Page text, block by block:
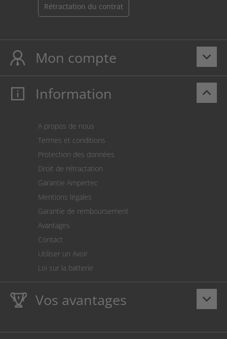
Rétractation du contrat
keyboard_arrow_down
Mon compte
Mon compte
Paiement
Le calculateur des frais de port
Paramètres des cookies
keyboard_arrow_up
Information
A propos de nous
Termes et conditions
Protection des données
Droit de rétractation
Garantie Ampertec
Mentions légales
Garantie de remboursement
Avantages
Contact
Utiliser un Avoir
Loi sur la batterie
keyboard_arrow_down
Vos avantages
LaAmpertec Garantie à viesur les encres et toners